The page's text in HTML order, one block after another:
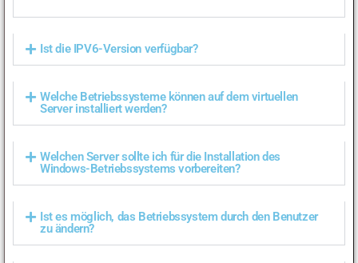
Ist die IPV6-Version verfügbar?
Welche Betriebssysteme können auf dem virtuellen
Server installiert werden?
Welchen Server sollte ich für die Installation des
Windows-Betriebssystems vorbereiten?
Ist es möglich, das Betriebssystem durch den Benutzer
zu ändern?